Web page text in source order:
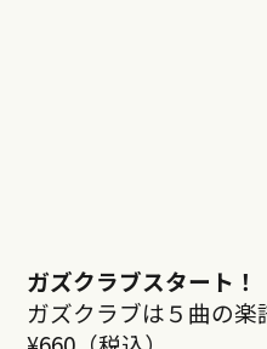
ガズクラブスタート！
ガズクラブは５曲の楽